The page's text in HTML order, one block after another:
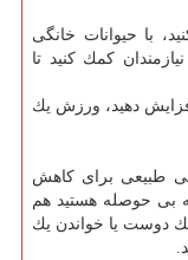
با حیوانات خانگی
كمك كنید تا
دهید، ورزش یك
طبیعی برای كاهش
بی حوصله هستید هم
دوست یا خواندن یك